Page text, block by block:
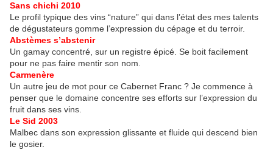
Sans chichi 2010
Le profil typique des vins “nature” qui dans l’état des mes talents
de dégustateurs gomme l’expression du cépage et du terroir.
Abstèmes s’abstenir
Un gamay concentré, sur un registre épicé. Se boit facilement
pour ne pas faire mentir son nom.
Carmenère
Un autre jeu de mot pour ce Cabernet Franc ? Je commence à
penser que le domaine concentre ses efforts sur l’expression du
fruit dans ses vins.
Le Sid 2003
Malbec dans son expression glissante et fluide qui descend bien
le gosier.